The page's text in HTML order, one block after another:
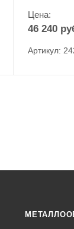
Цена:
46 240
Артикул: